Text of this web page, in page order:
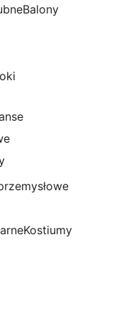
Balony
Kostiumy